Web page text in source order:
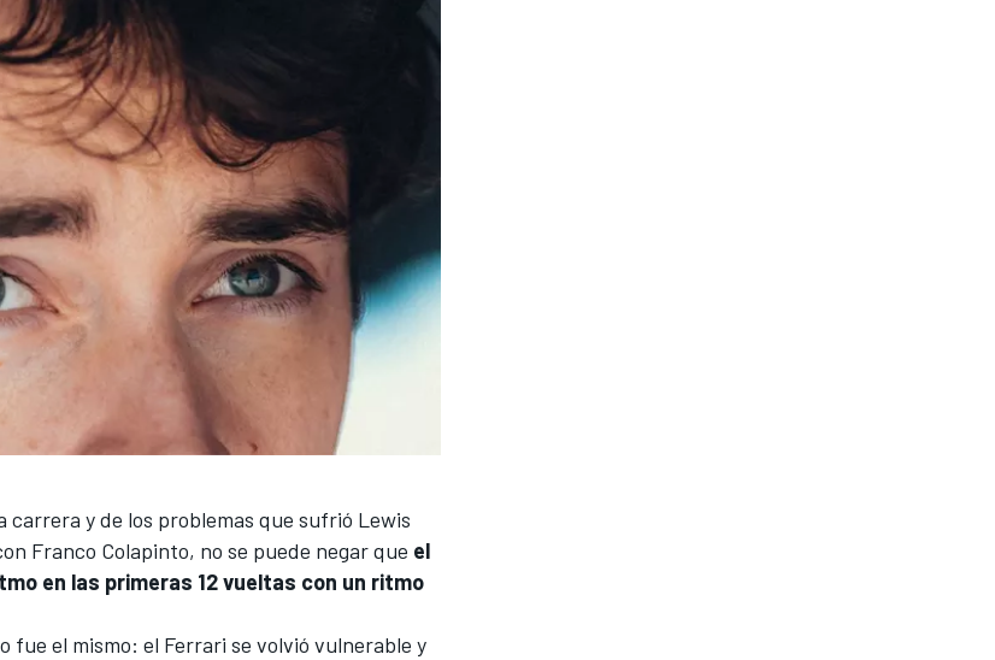
carrera y de los problemas que sufrió Lewis
Franco Colapinto, no se puede negar que el
en las primeras 12 vueltas con un ritmo
fue el mismo: el Ferrari se volvió vulnerable y